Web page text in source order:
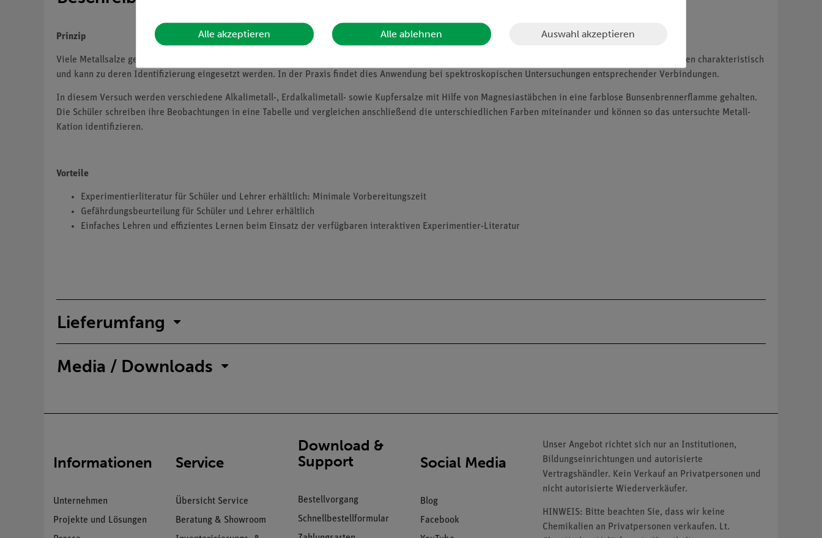
Prinzip
Viele Metallsalze geben in zunächst farbloser Flamme Farben unterschiedlicher Wellenlänge ab. Diese Flammenfärbung ist für die einzelnen Metall-Kationen charakteristisch
und kann zu deren Identifizierung eingesetzt werden. In der Praxis findet dies Anwendung bei spektroskopischen Untersuchungen entsprechender Verbindungen.
In diesem Versuch werden verschiedene Alkalimetall-, Erdalkalimetall- sowie Kupfersalze mit Hilfe von Magnesiastäbchen in eine farblose Bunsenbrennerflamme gehalten.
Die Schüler schreiben ihre Beobachtungen in eine Tabelle und vergleichen anschließend die unterschiedlichen Farben miteinander und können so das untersuchte Metall-
Kation identifizieren.
Vorteile
Experimentierliteratur für Schüler und Lehrer erhältlich: Minimale Vorbereitungszeit
Gefährdungsbeurteilung für Schüler und Lehrer erhältlich
Einfaches Lehren und effizientes Lernen beim Einsatz der verfügbaren interaktiven Experimentier-Literatur
Lieferumfang
Media / Downloads
Informationen
Unternehmen
Projekte und Lösungen
Service
Übersicht Service
Beratung & Showroom
Download &
Support
Bestellvorgang
Schnellbestellformular
Social Media
Blog
Facebook
Unser Angebot richtet sich nur an Institutionen,
Bildungseinrichtungen und autorisierte
Vertragshändler. Kein Verkauf an Privatpersonen und
nicht autorisierte Wiederverkäufer.
HINWEIS: Bitte beachten Sie, dass wir keine
Chemikalien an Privatpersonen verkaufen. Lt.
Alle akzeptieren Alle ablehnen Auswahl akzeptieren